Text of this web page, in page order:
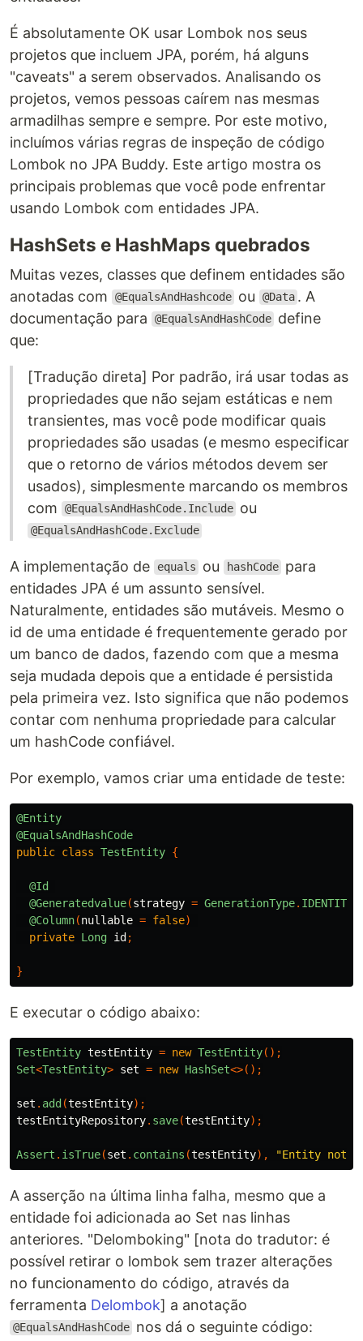
É absolutamente OK usar Lombok nos seus
projetos que incluem JPA, porém, há alguns
"caveats" a serem observados. Analisando os
projetos, vemos pessoas caírem nas mesmas
armadilhas sempre e sempre. Por este motivo,
incluímos várias regras de inspeção de código
Lombok no JPA Buddy. Este artigo mostra os
principais problemas que você pode enfrentar
usando Lombok com entidades JPA.
HashSets e HashMaps quebrados
Muitas vezes, classes que definem entidades são
anotadas com
@EqualsAndHashcode ou @Data . A
documentação para
@EqualsAndHashCode define
que:
[Tradução direta] Por padrão, irá usar todas as
propriedades que não sejam estáticas e nem
transientes, mas você pode modificar quais
propriedades são usadas (e mesmo especificar
que o retorno de vários métodos devem ser
usados), simplesmente marcando os membros
com
@EqualsAndHashCode.Include ou
@EqualsAndHashCode.Exclude
A implementação de equals ou hashCode para
entidades JPA é um assunto sensível.
Naturalmente, entidades são mutáveis. Mesmo o
id de uma entidade é frequentemente gerado por
um banco de dados, fazendo com que a mesma
seja mudada depois que a entidade é persistida
pela primeira vez. Isto significa que não podemos
contar com nenhuma propriedade para calcular
um hashCode confiável.
Por exemplo, vamos criar uma entidade de teste:
@Entity
@EqualsAndHashCode
public class TestEntity {
@Id
@Generatedvalue(strategy = GenerationType. IDENTITY
@Column(nullable = false)
private Long id ;
}
E executar o código abaixo:
TestEntity testEntity = new TestEntity();
Set<TestEntity> set = new HashSet<>();
set . add (testEntity);
testEntityRepository. save(testEntity);
Assert . isTrue(set . contains (testEntity), "Entity not
A asserção na última linha falha, mesmo que a
entidade foi adicionada ao Set nas linhas
anteriores. "Delomboking" [nota do tradutor: é
possível retirar o lombok sem trazer alterações
no funcionamento do código, através da
ferramenta Delombok] a anotação
@EqualsAndHashCode nos dá o seguinte código: